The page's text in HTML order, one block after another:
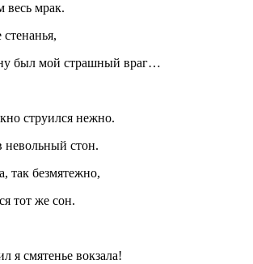
весь мрак.
был мой страшный враг…
струился нежно.
невольный стон.
так безмятежно,
тот же сон.
я смятенье вокзала!